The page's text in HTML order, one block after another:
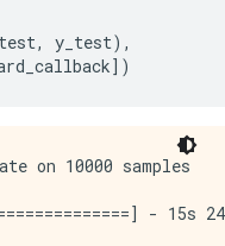
, y_test),
])
on 10000 samples